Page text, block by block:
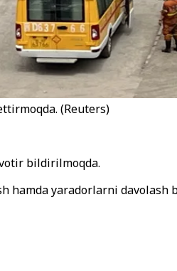
(Reuters)
bildirilmoqda.
yaradorlarni davolash